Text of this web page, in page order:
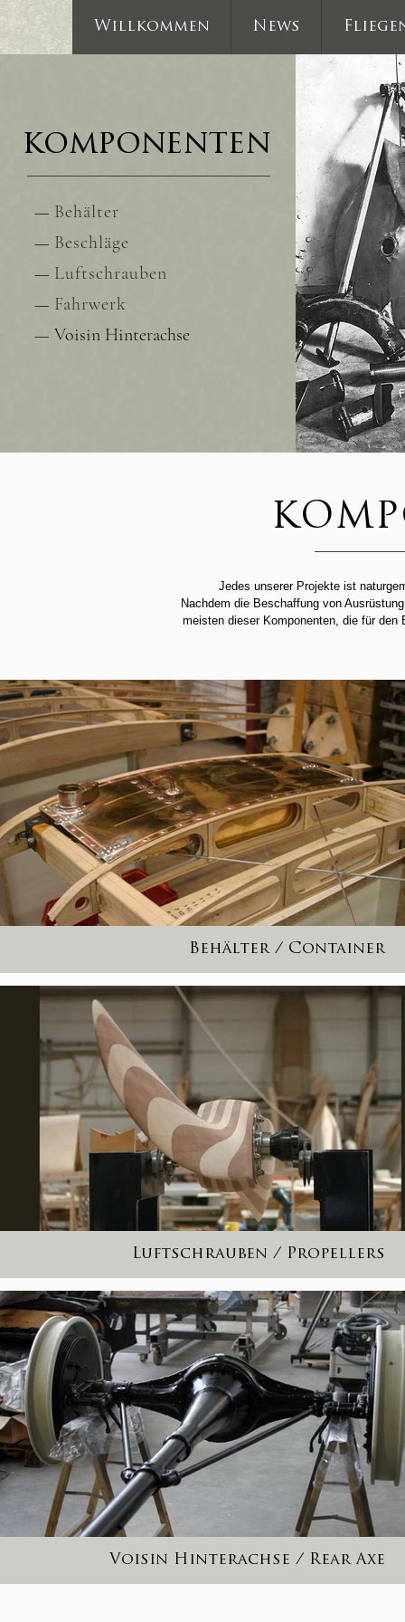
Willkommen News
Jedes unserer Projekte ist
Nachdem die Beschaffung von
meisten dieser Komponenten, die für
Behälter / Container
Luftschrauben / Propellers
Voisin Hinterachse / Rear Axe
komponenten
— Behälter
— Beschläge
— Luftschrauben
— Fahrwerk
— Voisin Hinterachse